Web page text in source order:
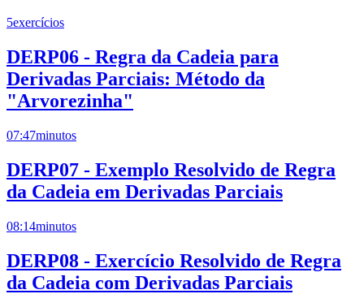
5exercícios
DERP06 - Regra da Cadeia para
Derivadas Parciais: Método da
"Arvorezinha"
07:47minutos
DERP07 - Exemplo Resolvido de Regra
da Cadeia em Derivadas Parciais
08:14minutos
DERP08 - Exercício Resolvido de Regra
da Cadeia com Derivadas Parciais